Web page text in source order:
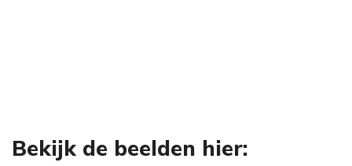
Bekijk de beelden hier: